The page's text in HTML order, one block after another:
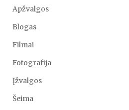
Apžvalgos
Blogas
Filmai
Fotografija
Įžvalgos
Šeima